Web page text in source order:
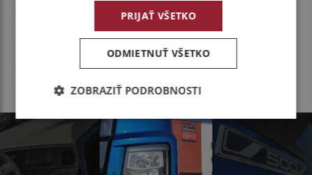
uzatvára Patrik Kobza.
traja vodiči, že by ho chceli.“ Patrik Kobza, konateľ
PRIJAŤ VŠETKO
ODMIETNUŤ VŠETKO
ZOBRAZIŤ PODROBNOSTI